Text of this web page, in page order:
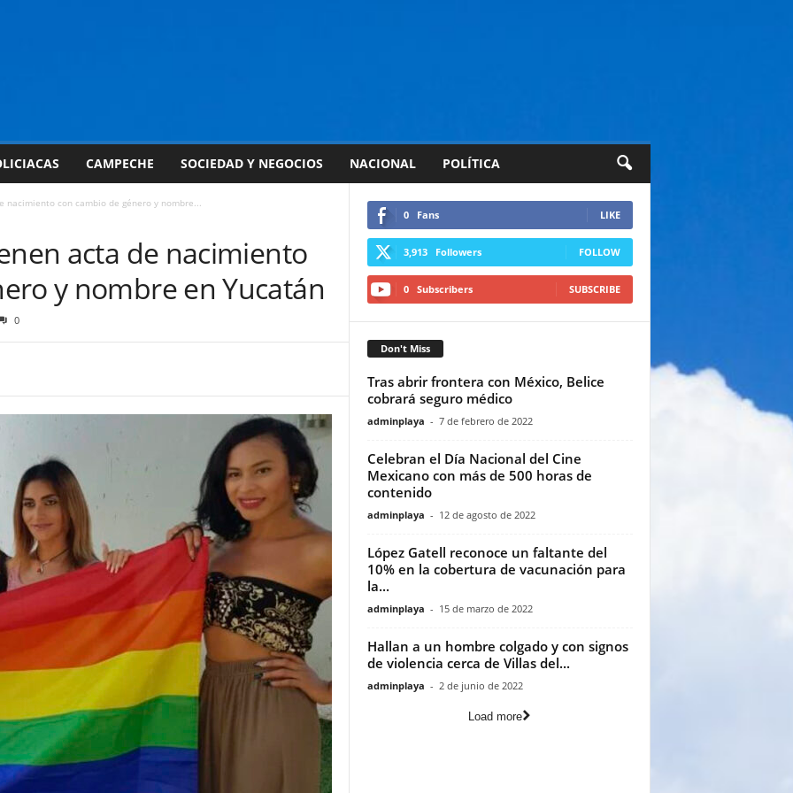
CAMPECHE SOCIEDAD Y NEGOCIOS NACIONAL POLÍTICA
con cambio de género y nombre...
acta de nacimiento
y nombre en Yucatán
0
0 Fans LIKE
3,913 Followers FOLLOW
0 Subscribers SUBSCRIBE
Don't Miss
Tras abrir frontera con México, Belice
cobrará seguro médico
adminplaya - 7 de febrero de 2022
Celebran el Día Nacional del Cine
Mexicano con más de 500 horas de
contenido
adminplaya - 12 de agosto de 2022
López Gatell reconoce un faltante del
10% en la cobertura de vacunación para
la...
adminplaya - 15 de marzo de 2022
Hallan a un hombre colgado y con signos
de violencia cerca de Villas del...
adminplaya - 2 de junio de 2022
Load more